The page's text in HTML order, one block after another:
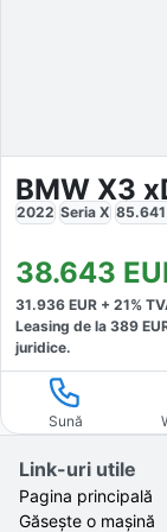
BMW X3
2022 Seria X 85.641
38.643
31.936 EUR + 21%
Leasing de la 389
juridice.
Sună
Link-uri utile
Pagina principală
Găsește o mașină